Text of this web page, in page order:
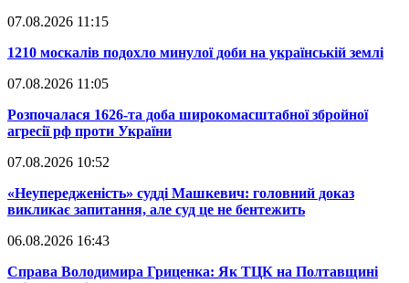
07.08.2026 11:15
​1210 москалів подохло минулої доби на українській землі
07.08.2026 11:05
​Розпочалася 1626-та доба широкомасштабної збройної
агресії рф проти України
07.08.2026 10:52
​«Неупередженість» судді Машкевич: головний доказ
викликає запитання, але суд це не бентежить
06.08.2026 16:43
​Справа Володимира Гриценка: Як ТЦК на Полтавщині